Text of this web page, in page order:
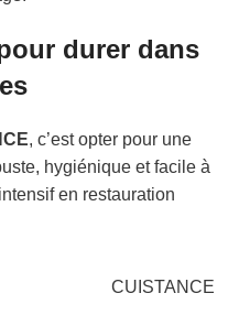
durer dans
, c’est opter pour une
hygiénique et facile à
en restauration
CUISTANCE